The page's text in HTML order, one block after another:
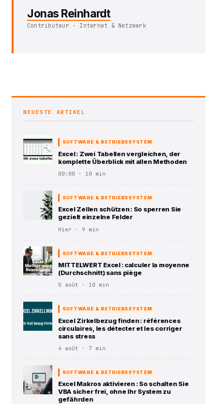
Jonas Reinhardt
Contributeur · Internet & Netzwerk
NEUESTE ARTIKEL
SOFTWARE & BETRIEBSSYSTEM
Excel : Zwei Tabellen vergleichen, der
komplette Überblick mit allen Methoden
00:00 · 10 min
SOFTWARE & BETRIEBSSYSTEM
Excel Zellen schützen : So sperren Sie
gezielt einzelne Felder
Hier · 9 min
SOFTWARE & BETRIEBSSYSTEM
MITTELWERT Excel : calculer la moyenne
(Durchschnitt) sans piège
5 août · 10 min
SOFTWARE & BETRIEBSSYSTEM
Excel Zirkelbezug finden : références
circulaires, les détecter et les corriger
sans stress
4 août · 7 min
SOFTWARE & BETRIEBSSYSTEM
Excel Makros aktivieren : So schalten Sie
VBA sicher frei, ohne Ihr System zu
gefährden